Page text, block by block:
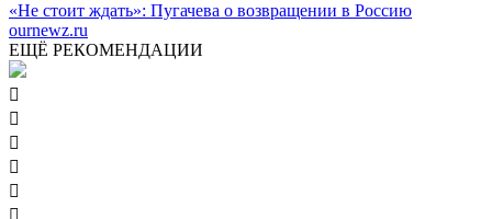
«Не стоит ждать»: Пугачева о возвращении в Россию
ournewz.ru
ЕЩЁ РЕКОМЕНДАЦИИ





